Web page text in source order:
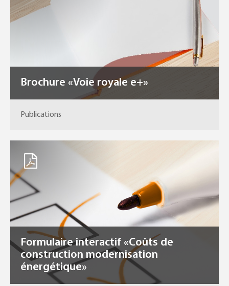
Brochure «Voie royale e+»
Publications
Formulaire interactif «Coûts de
construction modernisation
énergétique»